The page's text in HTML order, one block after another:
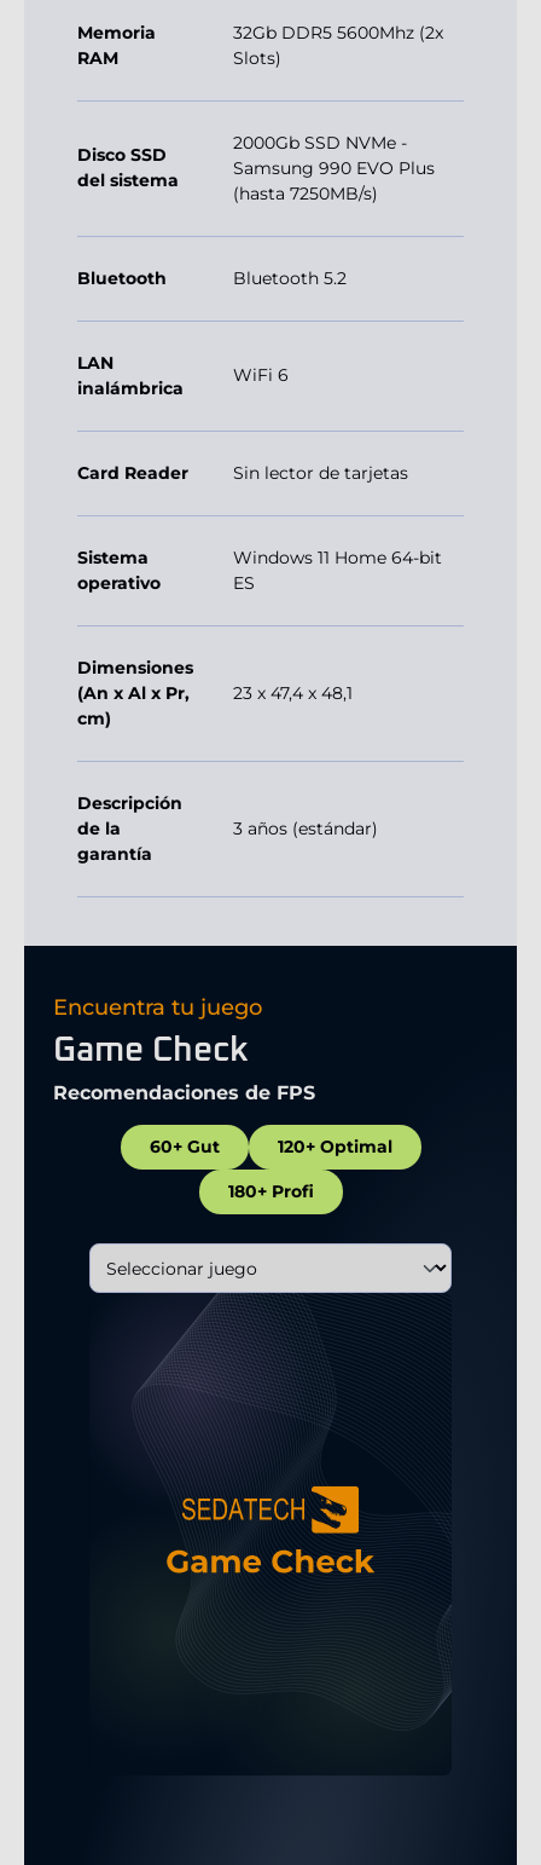
Memoria
RAM
32Gb DDR5 5600Mhz (2x
Slots)
Disco SSD
del sistema
2000Gb SSD NVMe -
Samsung 990 EVO Plus
(hasta 7250MB/s)
Bluetooth Bluetooth 5.2
LAN
inalámbrica
WiFi 6
Card Reader Sin lector de tarjetas
Sistema
operativo
Windows 11 Home 64-bit
ES
Dimensiones
(An x Al x Pr,
cm)
23 x 47,4 x 48,1
Descripción
de la
garantía
3 años (estándar)
Encuentra tu juego
Game Check
Recomendaciones de FPS
60+ Gut 120+ Optimal
180+ Profi